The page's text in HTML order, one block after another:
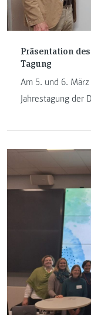
Präsentation
Tagung
Am 5. und 6.
Jahrestagung der
Situationen“.